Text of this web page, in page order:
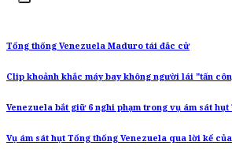
Tổng thống Venezuela Maduro tái đắc cử
Clip khoảnh khắc máy bay không người lái "tấn
Venezuela bắt giữ 6 nghi phạm trong vụ ám sát hụt
Vụ ám sát hụt Tổng thống Venezuela qua lời kể